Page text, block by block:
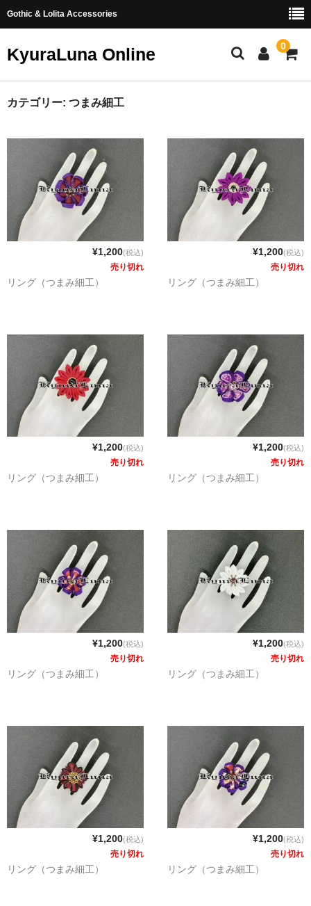
Gothic & Lolita Accessories
KyuraLuna Online 0
ホーム
ヘアアクセサリー
リング
イヤリング・ピアス
お問い合わせ
カテゴリー: つまみ細工
¥1,200(税込)
売り切れ
リング（つまみ細工）
¥1,200(税込)
売り切れ
リング（つまみ細工）
¥1,200(税込)
売り切れ
リング（つまみ細工）
¥1,200(税込)
売り切れ
リング（つまみ細工）
¥1,200(税込)
売り切れ
リング（つまみ細工）
¥1,200(税込)
売り切れ
リング（つまみ細工）
¥1,200(税込)
売り切れ
リング（つまみ細工）
¥1,200(税込)
売り切れ
リング（つまみ細工）